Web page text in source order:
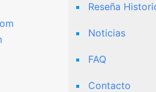
Reseña
Noticias
FAQ
Contacto